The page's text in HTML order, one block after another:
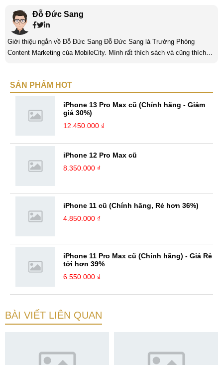
Đỗ Đức Sang
Giới thiệu ngắn về Đỗ Đức Sang Đỗ Đức Sang là Trưởng Phòng
Content Marketing của MobileCity. Mình rất thích sách và cũng thích
bản thân Đỗ Đức Sang, viết chính là gửi gắm lại những cảm xúc, cảm
SẢN PHẨM HOT
iPhone 13 Pro Max cũ (Chính hãng - Giảm
giá 30%)
12.450.000 ₫
iPhone 12 Pro Max cũ
8.350.000 ₫
iPhone 11 cũ (Chính hãng, Rẻ hơn 36%)
4.850.000 ₫
iPhone 11 Pro Max cũ (Chính hãng) - Giá Rẻ
tới hơn 39%
6.550.000 ₫
BÀI VIẾT LIÊN QUAN